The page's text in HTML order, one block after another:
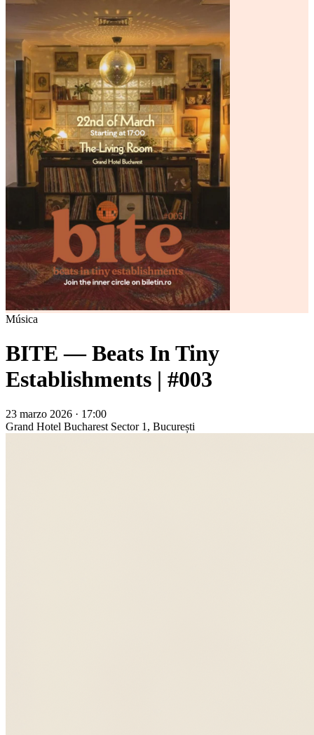
Música
BITE — Beats In Tiny
Establishments | #003
23 marzo 2026 · 17:00
Grand Hotel Bucharest Sector 1, București